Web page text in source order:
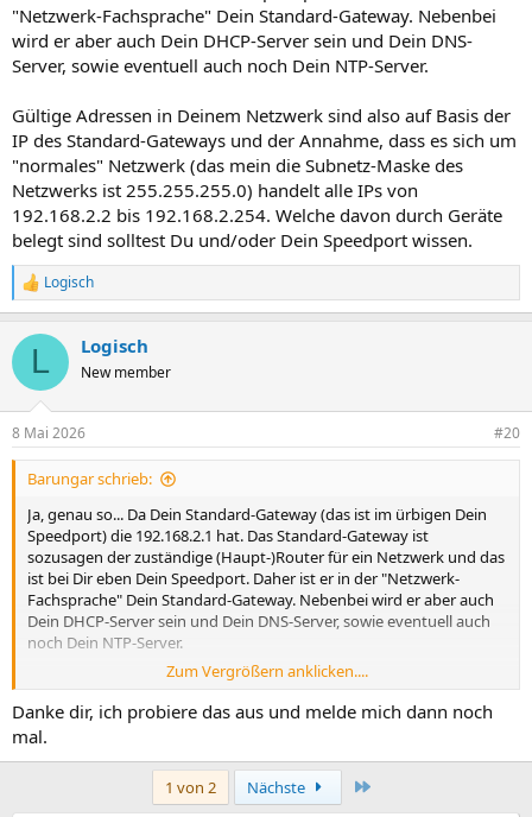
"Netzwerk-Fachsprache" Dein Standard-Gateway. Nebenbei
wird er aber auch Dein DHCP-Server sein und Dein DNS-
Server, sowie eventuell auch noch Dein NTP-Server.
Gültige Adressen in Deinem Netzwerk sind also auf Basis der
IP des Standard-Gateways und der Annahme, dass es sich um
"normales" Netzwerk (das mein die Subnetz-Maske des
Netzwerks ist 255.255.255.0) handelt alle IPs von
192.168.2.2 bis 192.168.2.254. Welche davon durch Geräte
belegt sind solltest Du und/oder Dein Speedport wissen.
R
e
k
i
e
n
Logisch
L Logisch
New member
8 Mai 2026 #20
Barungar schrieb:
Ja, genau so... Da Dein Standard-Gateway (das ist im ürbigen Dein
Speedport) die 192.168.2.1 hat. Das Standard-Gateway ist
sozusagen der zuständige (Haupt-)Router für ein Netzwerk und das
ist bei Dir eben Dein Speedport. Daher ist er in der "Netzwerk-
Fachsprache" Dein Standard-Gateway. Nebenbei wird er aber auch
Dein DHCP-Server sein und Dein DNS-Server, sowie eventuell auch
noch Dein NTP-Server.
Gültige Adressen in Deinem Netzwerk sind also auf Basis der IP des
Standard-Gateways und der Annahme, dass es sich um "normales"
Netzwerk (das mein die Subnetz-Maske des Netzwerks ist
255.255.255.0) handelt alle IPs von 192.168.2.2 bis 192.168.2.254.
Welche davon durch Geräte belegt sind solltest Du und/oder Dein
Zum Vergrößern anklicken....
Danke dir, ich probiere das aus und melde mich dann noch
mal.
1 von 2 Nächste